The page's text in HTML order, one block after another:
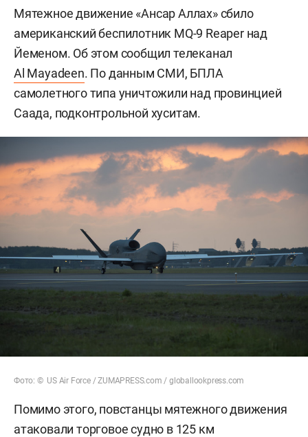
Мятежное движение «Ансар Аллах» сбило
американский беспилотник MQ-9 Reaper над
Йеменом. Об этом сообщил телеканал
Al Mayadeen. По данным СМИ, БПЛА
самолетного типа уничтожили над провинцией
Саада, подконтрольной хуситам.
Фото: © US Air Force / ZUMAPRESS.com / globallookpress.com
Помимо этого, повстанцы мятежного движения
атаковали торговое судно в 125 км